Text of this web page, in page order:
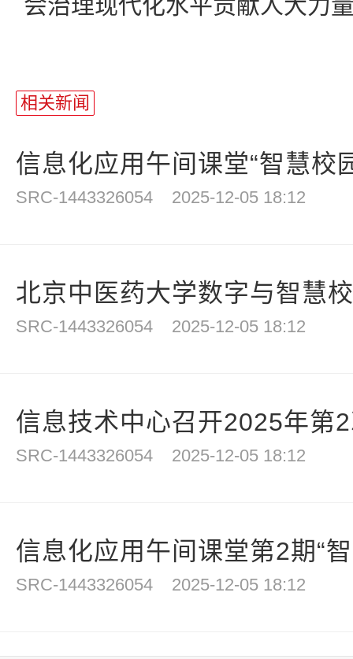
相关新闻
信息化应用午间课堂“智慧校
SRC-1443326054 2025-12-05 18:12
北京中医药大学数字与智慧
SRC-1443326054 2025-12-05 18:12
信息技术中心召开2025年第
SRC-1443326054 2025-12-05 18:12
信息化应用午间课堂第2期“
SRC-1443326054 2025-12-05 18:12